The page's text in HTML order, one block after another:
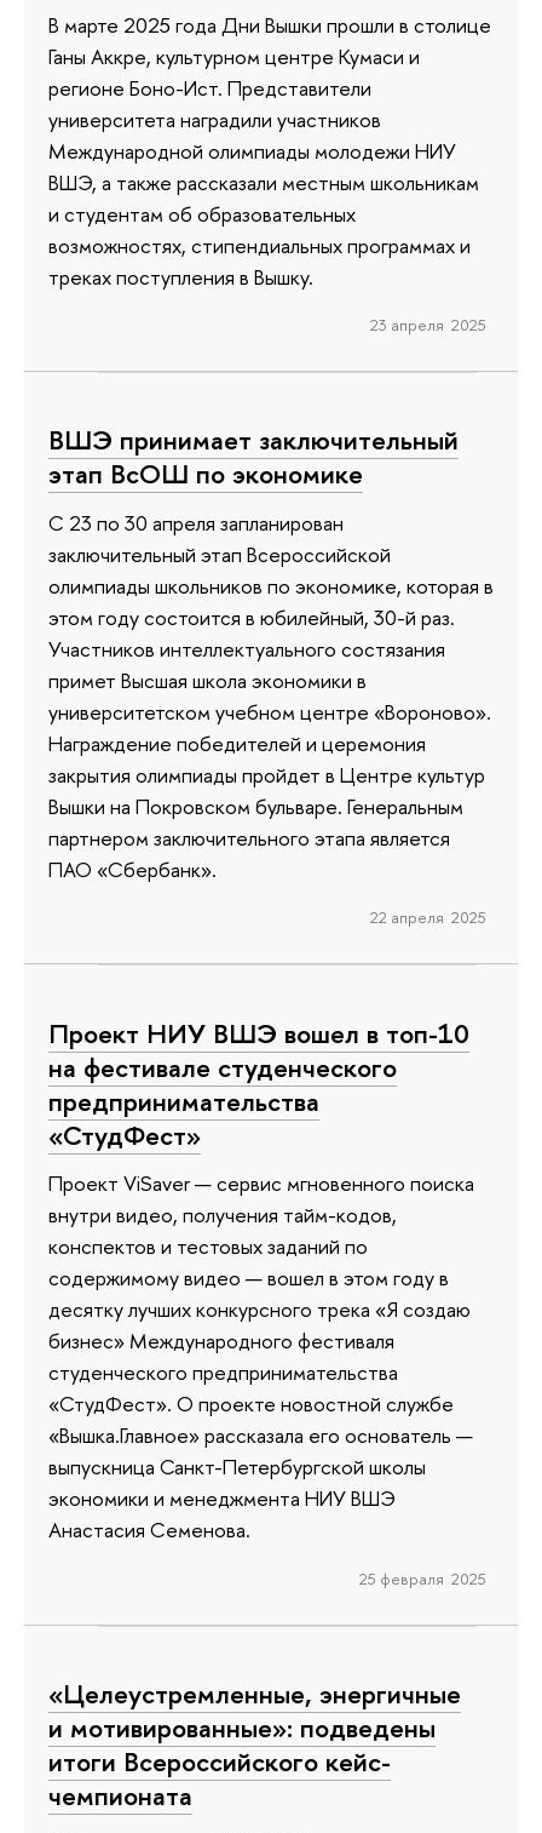
В марте 2025 года Дни Вышки прошли в столице
Ганы Аккре, культурном центре Кумаси и
регионе Боно-Ист. Представители
университета наградили участников
Международной олимпиады молодежи НИУ
ВШЭ, а также рассказали местным школьникам
и студентам об образовательных
возможностях, стипендиальных программах и
треках поступления в Вышку.
23 апреля 2025
ВШЭ принимает заключительный
этап ВсОШ по экономике
С 23 по 30 апреля запланирован
заключительный этап Всероссийской
олимпиады школьников по экономике, которая в
этом году состоится в юбилейный, 30-й раз.
Участников интеллектуального состязания
примет Высшая школа экономики в
университетском учебном центре «Вороново».
Награждение победителей и церемония
закрытия олимпиады пройдет в Центре культур
Вышки на Покровском бульваре. Генеральным
партнером заключительного этапа является
ПАО «Сбербанк».
22 апреля 2025
Проект НИУ ВШЭ вошел в топ-10
на фестивале студенческого
предпринимательства
«СтудФест»
Проект ViSaver — сервис мгновенного поиска
внутри видео, получения тайм-кодов,
конспектов и тестовых заданий по
содержимому видео — вошел в этом году в
десятку лучших конкурсного трека «Я создаю
бизнес» Международного фестиваля
студенческого предпринимательства
«СтудФест». О проекте новостной службе
«Вышка.Главное» рассказала его основатель —
выпускница Санкт-Петербургской школы
экономики и менеджмента НИУ ВШЭ
Анастасия Семенова.
25 февраля 2025
«Целеустремленные, энергичные
и мотивированные»: подведены
итоги Всероссийского кейс-
чемпионата